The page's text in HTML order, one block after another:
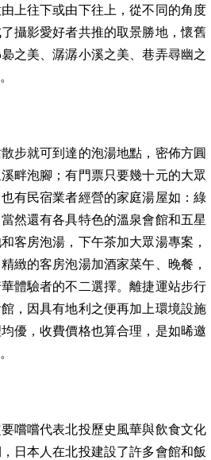
上往下或由下往上，從不同的角度
攝影愛好者共推的取景勝地，懷舊
之美、潺潺小溪之美、巷弄尋幽之
就可到達的泡湯地點，密佈方圓
畔泡腳；有門票只要幾十元的大眾
有民宿業者經營的家庭湯屋如：綠
然還有各具特色的溫泉會館和五星
客房泡湯，下午茶加大眾湯專案，
緻的客房泡湯加酒家菜午、晚餐，
體驗者的不二選擇。離捷運站步行
，因具有地利之便再加上環境設施
優，收費價格也算合理，是如晞邀
嚐代表北投歷史風華與飲食文化
日本人在北投建設了許多會館和飯